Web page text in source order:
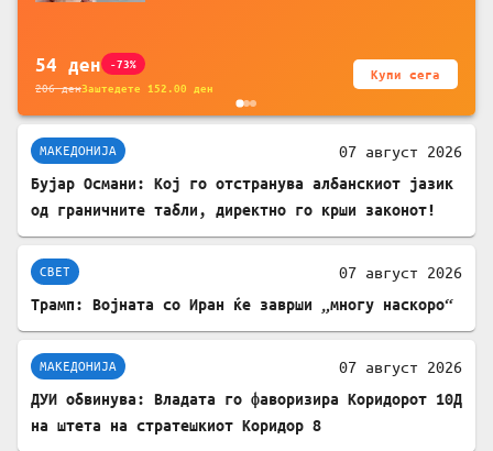
54 ден -73%
206денЗаштедете 152.00 ден
Купи сега
МАКЕДОНИЈА 07 август 2026
Бујар Османи: Кој го отстранува албанскиот јазик
од граничните табли, директно го крши законот!
СВЕТ 07 август 2026
Трамп: Војната со Иран ќе заврши „многу наскоро“
МАКЕДОНИЈА 07 август 2026
ДУИ обвинува: Владата го фаворизира Коридорот 10Д
на штета на стратешкиот Коридор 8